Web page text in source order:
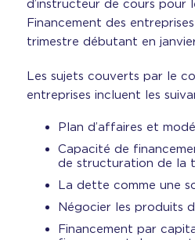
d’instructeur de cours pour
Financement des
trimestre débutant en
Les sujets couverts par le
entreprises incluent les
Plan d’affaires et
Capacité de
de structuration de la
La dette comme une
Négocier les produits
Financement par